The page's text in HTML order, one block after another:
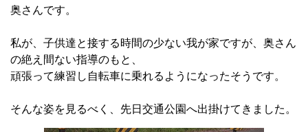
奥さんです。
私が、子供達と接する時間の少ない我が家ですが、奥さん
の絶え間ない指導のもと、
頑張って練習し自転車に乗れるようになったそうです。
そんな姿を見るべく、先日交通公園へ出掛けてきました。